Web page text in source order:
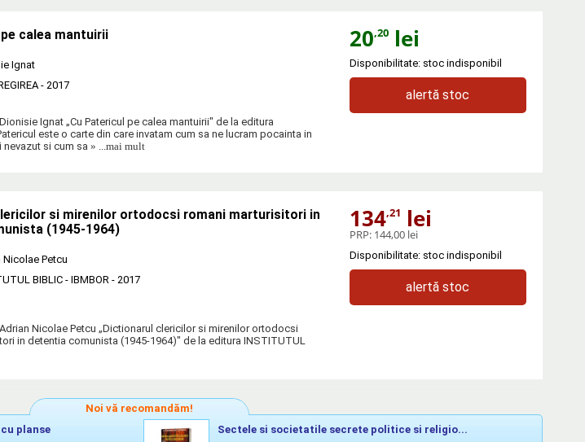
calea mantuirii
Ignat
- 2017
Ignat „Cu Patericul pe calea mantuirii" de la editura
este o carte din care invatam cum sa ne lucram pocainta in
si cum sa » ...mai mult
20,20lei
Disponibilitate: stoc indisponibil
alertă stoc
si mirenilor ortodocsi romani marturisitori in
(1945-1964)
Nicolae Petcu
BIBLIC - IBMBOR - 2017
Nicolae Petcu „Dictionarul clericilor si mirenilor ortodocsi
in detentia comunista (1945-1964)" de la editura INSTITUTUL
134,21 lei
PRP: 144,00 lei
Disponibilitate: stoc indisponibil
alertă stoc
Noi vă recomandăm!
planse
Sectele si societatile secrete politice si religio...